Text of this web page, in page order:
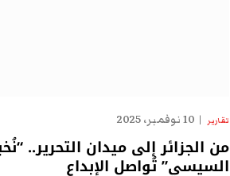
تقارير 10 نوفمبر، 2025
من الجزائر إلى ميدان التحرير..
السيسي” تُواصل الإبداع